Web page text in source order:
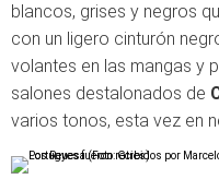
blancos, grises y negros
con un ligero cinturón
volantes en las mangas y
salones destalonados de
varios tonos, esta vez en